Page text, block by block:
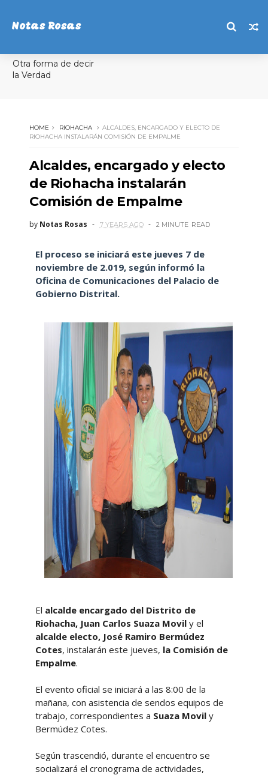
Notas Rosas
Otra forma de decir
la Verdad
HOME RIOHACHA
ALCALDES, ENCARGADO Y ELECTO DE
RIOHACHA INSTALARÁN COMISIÓN DE EMPALME
Alcaldes, encargado y electo
de Riohacha instalarán
Comisión de Empalme
by Notas Rosas 7 YEARS AGO 2 MINUTE READ
El proceso se iniciará este jueves 7 de
noviembre de 2.019, según informó la
Oficina de Comunicaciones del Palacio de
Gobierno Distrital.
El alcalde encargado del Distrito de
Riohacha, Juan Carlos Suaza Movil y el
alcalde electo, José Ramiro Bermúdez
Cotes, instalarán este jueves, la Comisión de
Empalme.
El evento oficial se iniciará a las 8:00 de la
mañana, con asistencia de sendos equipos de
trabajo, correspondientes a Suaza Movily
Bermúdez Cotes.
Según trascendió, durante el encuentro se
socializará el cronograma de actividades,